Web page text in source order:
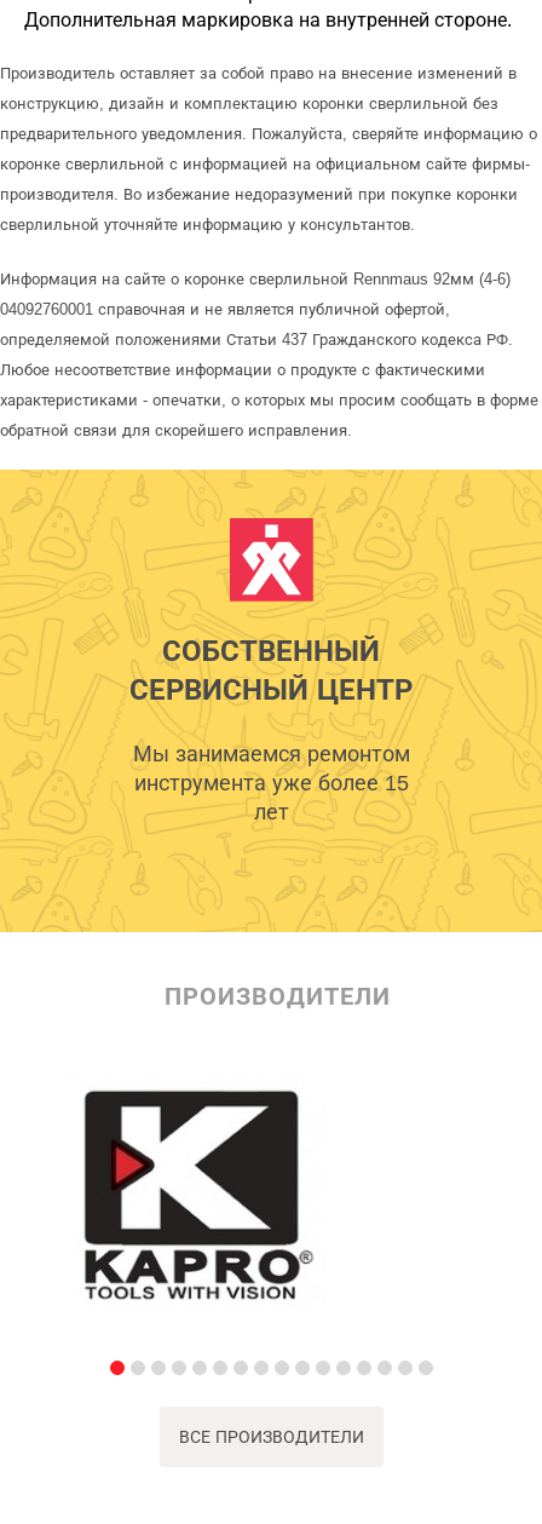
Дополнительная маркировка на внутренней стороне.
Производитель оставляет за собой право на внесение изменений в
конструкцию, дизайн и комплектацию коронки сверлильной без
предварительного уведомления. Пожалуйста, сверяйте информацию о
коронке сверлильной с информацией на официальном сайте фирмы-
производителя. Во избежание недоразумений при покупке коронки
сверлильной уточняйте информацию у консультантов.
Информация на сайте о коронке сверлильной Rennmaus 92мм (4-6)
04092760001 справочная и не является публичной офертой,
определяемой положениями Статьи 437 Гражданского кодекса РФ.
Любое несоответствие информации о продукте с фактическими
характеристиками - опечатки, о которых мы просим сообщать в форме
обратной связи для скорейшего исправления.
СОБСТВЕННЫЙ
СЕРВИСНЫЙ ЦЕНТР
Мы занимаемся ремонтом
инструмента уже более 15
лет
ПРОИЗВОДИТЕЛИ
ВСЕ ПРОИЗВОДИТЕЛИ